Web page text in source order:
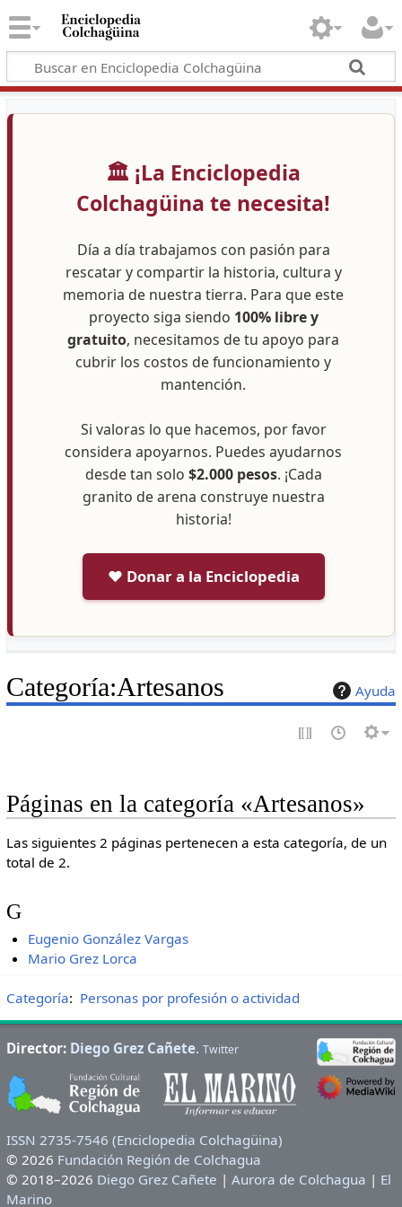
🏛️ ¡La Enciclopedia
Colchagüina te necesita!
Día a día trabajamos con pasión para
rescatar y compartir la historia, cultura y
memoria de nuestra tierra. Para que este
proyecto siga siendo 100% libre y
gratuito, necesitamos de tu apoyo para
cubrir los costos de funcionamiento y
mantención.
Si valoras lo que hacemos, por favor
considera apoyarnos. Puedes ayudarnos
desde tan solo $2.000 pesos. ¡Cada
granito de arena construye nuestra
historia!
❤️ Donar a la Enciclopedia
Ayuda
Categoría:Artesanos
Páginas en la categoría «Artesanos»
Las siguientes 2 páginas pertenecen a esta categoría, de un
total de 2.
G
Eugenio González Vargas
Mario Grez Lorca
Categoría: Personas por profesión o actividad
Director: Diego Grez Cañete. Twitter
ISSN 2735-7546 (Enciclopedia Colchagüina)
© 2026 Fundación Región de Colchagua
© 2018–2026 Diego Grez Cañete | Aurora de Colchagua | El
Marino